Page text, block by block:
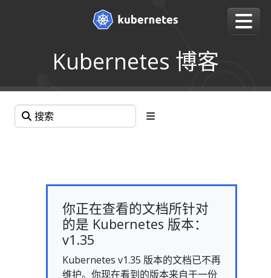
Kubernetes 博客
你正在查看的文档所针对
的是 Kubernetes 版本：
v1.35
Kubernetes v1.35 版本的文档已不再
维护。你现在看到的版本来自于一份